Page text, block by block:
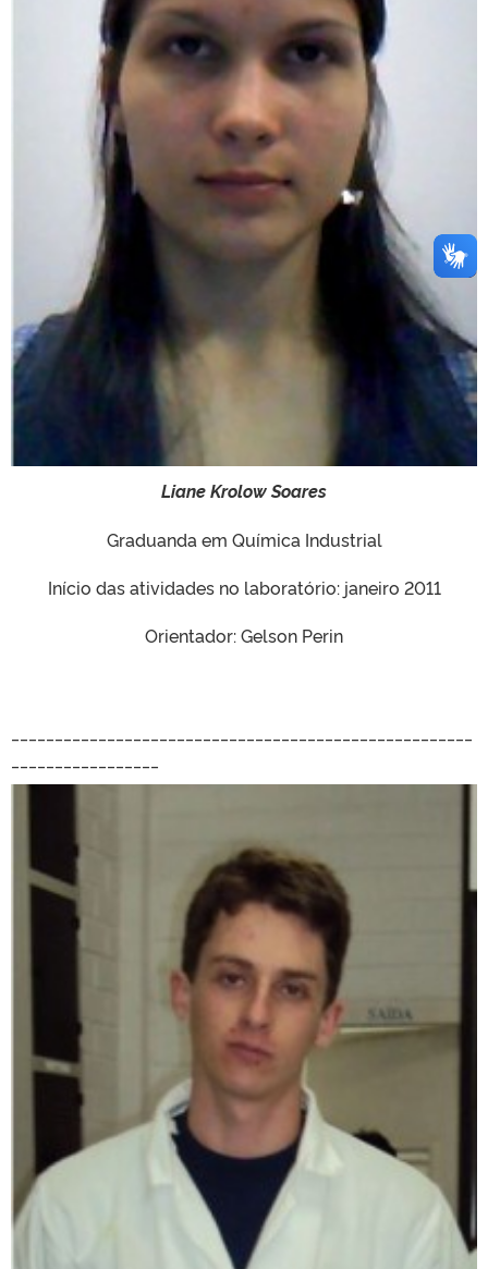
Liane Krolow Soares
Graduanda em Química Industrial
Início das atividades no laboratório: janeiro 2011
Orientador: Gelson Perin